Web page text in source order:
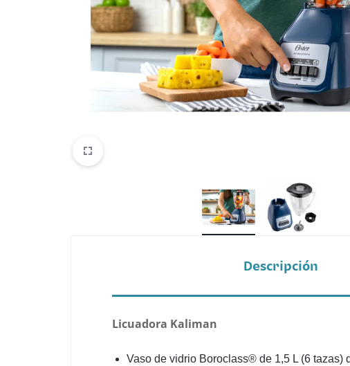
Belleza
Electrónicos y Accesorios
Hogar y Cocina
Ver más categorías
Descripción
Licuadora Kaliman
Vaso de vidrio Boroclass® de 1,5 L (6 tazas)